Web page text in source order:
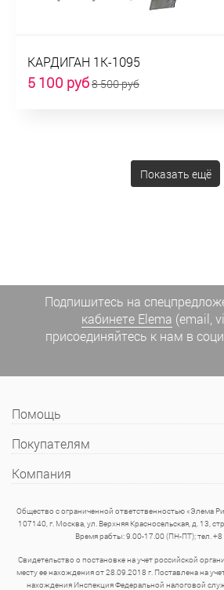
КАРДИГАН 1К-1095
5 100 руб8 500 руб
Показать ещё
Подпишитесь на
кабинете Elema (email,
присоединяйтесь к нам в
Помощь
Покупателям
Компания
Общество с ограниченной ответственностью «Элема
107140, г. Москва, ул. Верхняя Красносельская, д. 13,
Время рабты: 9.00-17.00 (ПН-ПТ); тел.
Свидетельство о постановке на учет российской
месту ее нахождения от 28.09.2018 г. Поставлена на
нахождения Инспекция Федеральной налоговой